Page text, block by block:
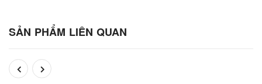
SẢN PHẨM LIÊN QUAN